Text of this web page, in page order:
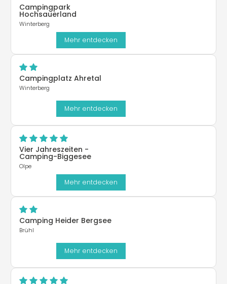
Campingpark
Hochsauerland
Winterberg
Mehr entdecken
Campingplatz Ahretal
Winterberg
Mehr entdecken
Vier Jahreszeiten -
Camping-Biggesee
Olpe
Mehr entdecken
Camping Heider Bergsee
Brühl
Mehr entdecken